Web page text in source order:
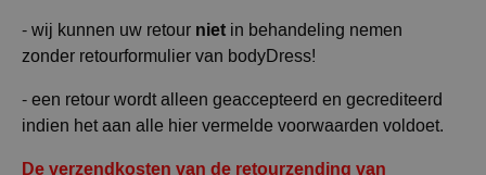
- wij kunnen uw retour niet in behandeling nemen
zonder retourformulier van bodyDress!
- een retour wordt alleen geaccepteerd en gecrediteerd
indien het aan alle hier vermelde voorwaarden voldoet.
De verzendkosten van de retourzending van